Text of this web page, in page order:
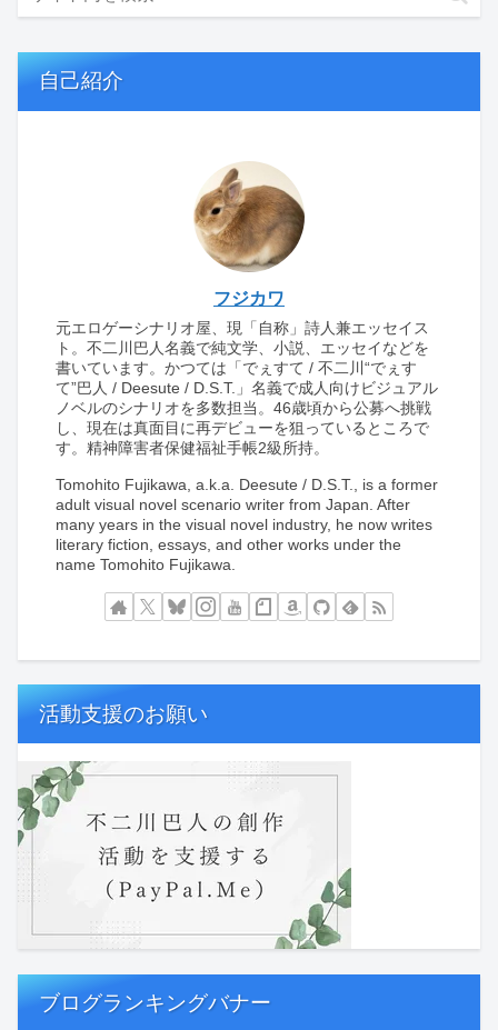
自己紹介
フジカワ
元エロゲーシナリオ屋、現「自称」詩人兼エッセイス
ト。不二川巴人名義で純文学、小説、エッセイなどを
書いています。かつては「でぇすて / 不二川“でぇす
て”巴人 / Deesute / D.S.T.」名義で成人向けビジュアル
ノベルのシナリオを多数担当。46歳頃から公募へ挑戦
し、現在は真面目に再デビューを狙っているところで
す。精神障害者保健福祉手帳2級所持。
Tomohito Fujikawa, a.k.a. Deesute / D.S.T., is a former
adult visual novel scenario writer from Japan. After
many years in the visual novel industry, he now writes
literary fiction, essays, and other works under the
name Tomohito Fujikawa.
活動支援のお願い
ブログランキングバナー